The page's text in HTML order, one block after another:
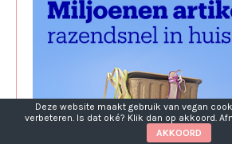
Deze website maakt gebruik van vegan
verbeteren. Is dat oké? Klik dan op akkoord.
AKKOORD